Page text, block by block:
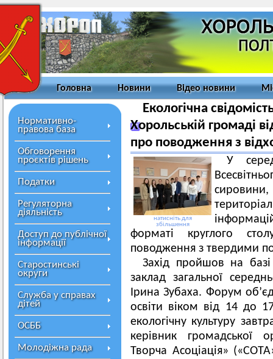
Головна Новини Відео новини
Нормативно-
правова база
Обговорення
проєктів рішень
Податки
Регуляторна
діяльність
Доступ до публічної
інформації
Старостинські
округи
Служба у справах
дітей
ОСББ
Молодіжна рада
Екологічна
Хорольській громаді
про поводження з
натисніть для
збільшення
У
форматі круглого
поводження з твердими
Захід пройшов на
заклад загальної
Ірина Зубаха. Форум
освіти віком від 14 до
екологічну культуру
керівник громадської
Творча Асоціація»